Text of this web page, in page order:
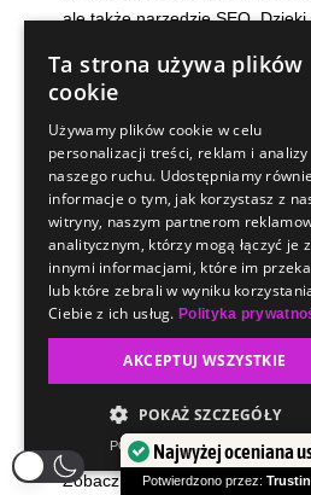
ale także narzędzie SEO. Dzięki
poradnikowym („Jak dobrać
sposobów na domowe biuro”)
ruch z długiego ogona (long
autorytet i kierować użytkownika
6. Wersja mobilna i Core
Google ocenia jakość strony
wrażeń użytkownika. Jeśli sklep
urządzeniach mobilnych lub
może to wpływać na jego
Dlatego SEO techniczne
analizę Core Web Vitals i
mobilnych.
Zobacz usługę:SEO content
Najwyżej oceniana
Potwierdzono przez:
Ta strona używa plików
cookie
Używamy plików cookie w celu
personalizacji treści, reklam i analizy
naszego ruchu. Udostępniamy
informacje o tym, jak korzystasz z
witryny, naszym partnerom
analitycznym, którzy mogą łączyć je z
innymi informacjami, które im
lub które zebrali w wyniku
Ciebie z ich usług.Polityka
AKCEPTUJ WSZYSTKIE
POKAŻ SZCZEGÓŁY
POWERED BY COOKIESCRIPT